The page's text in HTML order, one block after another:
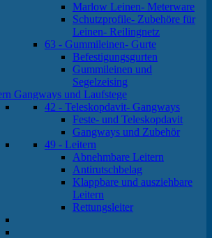
Marlow Leinen- Meterware
Schutzprofile- Zubehöre für
Leinen- Reilingnetz
63 - Gummileinen- Gurte
Befestigungsgurten
Gummileinen und
Segelzeising
Gangways und Laufstege
42 - Teleskopdavit- Gangways
Feste- und Teleskopdavit
Gangways und Zubehör
49 - Leitern
Abnehmbare Leitern
Antirutschbelag
Klappbare und ausziehbare
Leitern
Rettungsleiter